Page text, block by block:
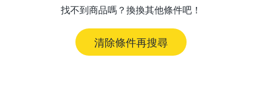
找不到商品嗎？換換其他條件吧！
清除條件再搜尋